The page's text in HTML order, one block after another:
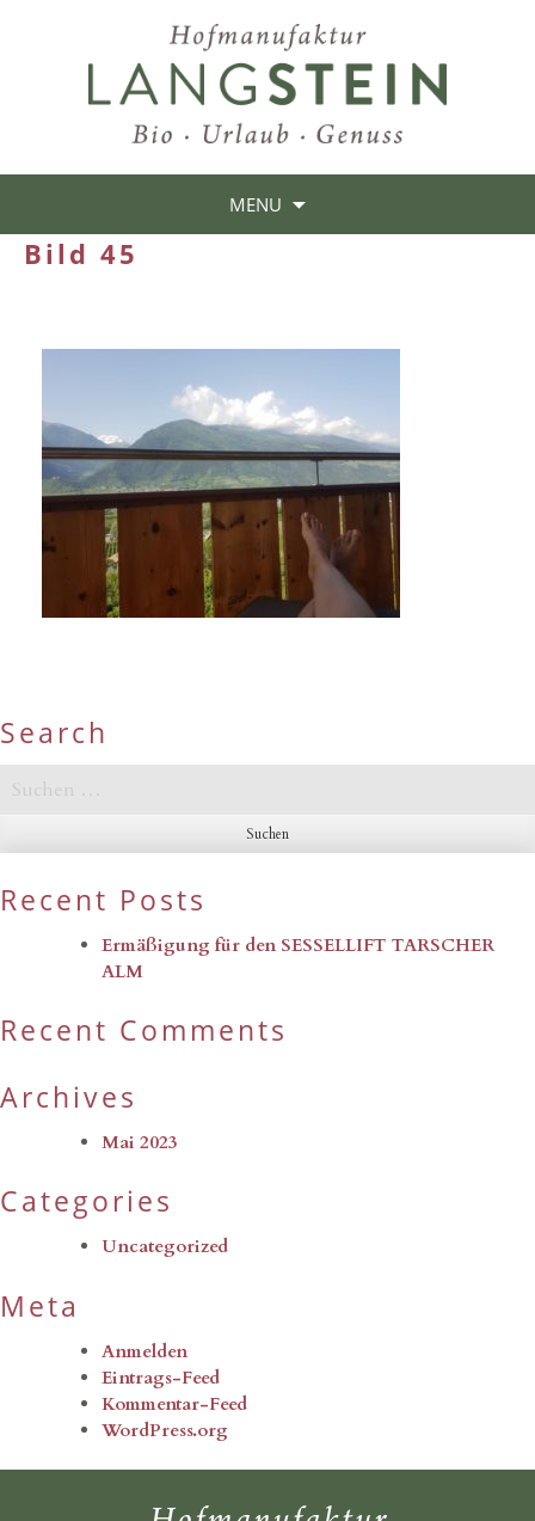
MENU
Bild 45
Search
Suchen
nach:
Recent Posts
Ermäßigung für den SESSELLIFT TARSCHER
ALM
Recent Comments
Archives
Mai 2023
Categories
Uncategorized
Meta
Anmelden
Eintrags-Feed
Kommentar-Feed
WordPress.org